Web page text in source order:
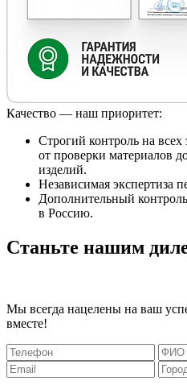
Качество — наш приоритет:
Строгий контроль на всех
от проверки материалов
изделий.
Независимая экспертиза
Дополнительный
в Россию.
Станьте нашим
Мы всегда нацелены на ваш
вместе!